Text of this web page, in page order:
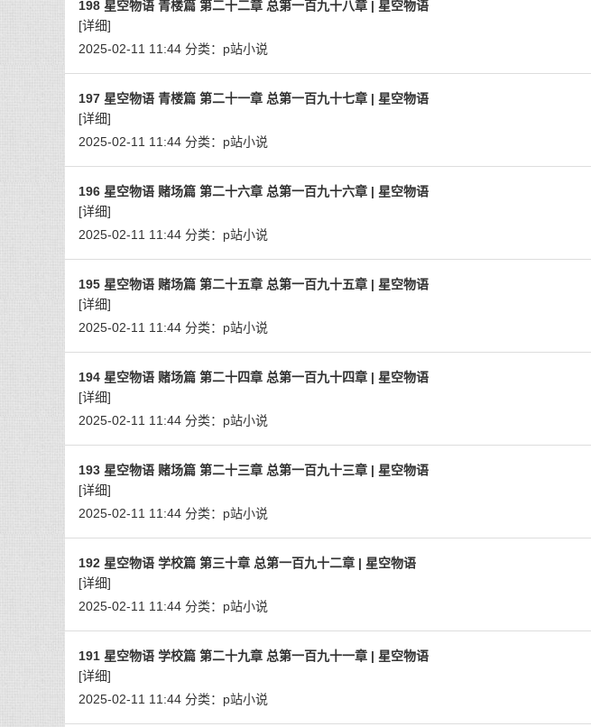
198 星空物语 青楼篇 第二十二章 总第一百九十八章 | 星空物语
[详细]
2025-02-11 11:44 分类： p站小说
197 星空物语 青楼篇 第二十一章 总第一百九十七章 | 星空物语
[详细]
2025-02-11 11:44 分类： p站小说
196 星空物语 赌场篇 第二十六章 总第一百九十六章 | 星空物语
[详细]
2025-02-11 11:44 分类： p站小说
195 星空物语 赌场篇 第二十五章 总第一百九十五章 | 星空物语
[详细]
2025-02-11 11:44 分类： p站小说
194 星空物语 赌场篇 第二十四章 总第一百九十四章 | 星空物语
[详细]
2025-02-11 11:44 分类： p站小说
193 星空物语 赌场篇 第二十三章 总第一百九十三章 | 星空物语
[详细]
2025-02-11 11:44 分类： p站小说
192 星空物语 学校篇 第三十章 总第一百九十二章 | 星空物语
[详细]
2025-02-11 11:44 分类： p站小说
191 星空物语 学校篇 第二十九章 总第一百九十一章 | 星空物语
[详细]
2025-02-11 11:44 分类： p站小说